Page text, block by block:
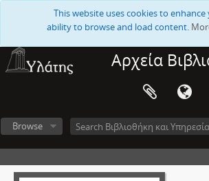
This website uses cookies to enhance
ability to browse and load content.
Αρχεία
Browse